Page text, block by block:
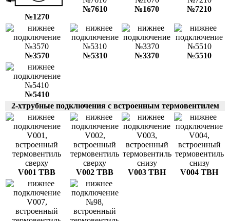
№1270
№7610 №1670 №7210
№3570 №5310 №3370 №5510
№5410
2-хтрубные подключения с встроенным термовентилем
V001 ТВВ V002 ТВВ V003 ТВН V004 ТВН